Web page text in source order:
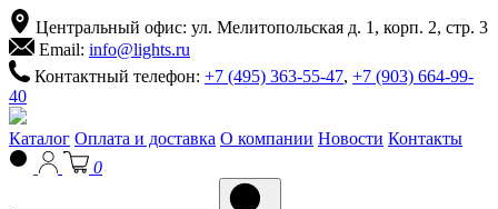
Центральный офис: ул. Мелитопольская д. 1, корп. 2, стр. 3
Email: info@lights.ru
Контактный телефон: +7 (495) 363-55-47, +7 (903) 664-99-
40
Каталог Оплата и доставка О компании Новости Контакты
0